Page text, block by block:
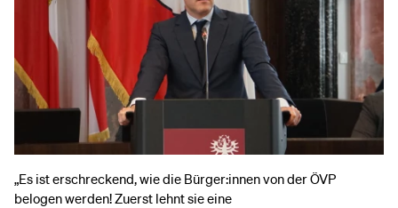
„Es ist erschreckend, wie die Bürger:innen von der ÖVP
belogen werden! Zuerst lehnt sie eine